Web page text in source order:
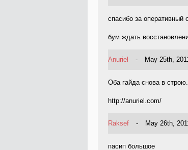
спасибо за оперативный
бум ждать
Anuriel - May 25th,
Оба гайда снова в строю.
http://anuriel.com/
Raksef - May 26th,
пасип большое